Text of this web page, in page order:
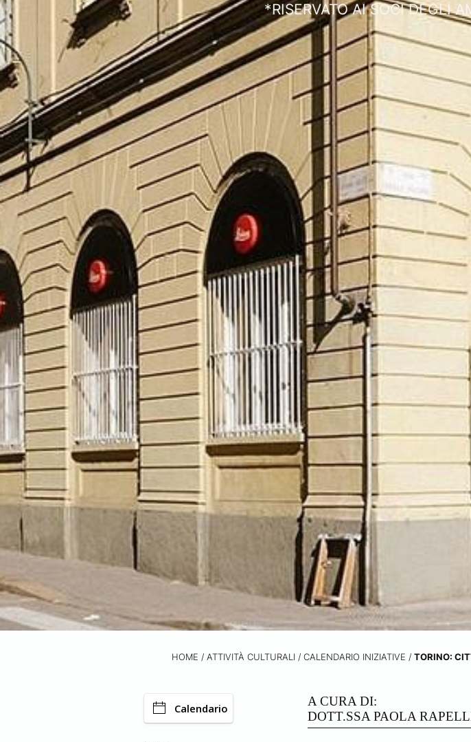
*RISERVATO AI SOCI DEGLI
HOME / ATTIVITÀ CULTURALI / CALENDARIO INIZIATIVE / TORINO:
Calendario
A CURA DI:
DOTT.SSA PAOLA